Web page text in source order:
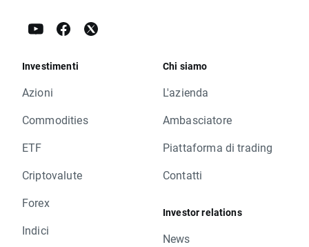
Investimenti
Azioni
Commodities
ETF
Criptovalute
Forex
Indici
Chi siamo
L'azienda
Ambasciatore
Piattaforma di trading
Contatti
Investor relations
News